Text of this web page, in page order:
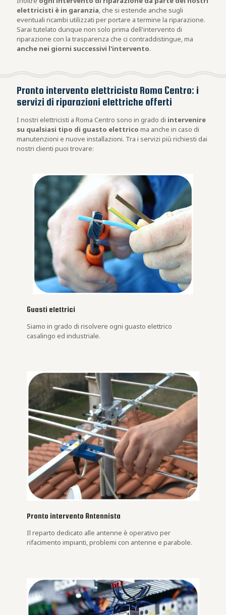
elettricisti è in garanzia, che si estende anche sugli
eventuali ricambi utilizzati per portare a termine la riparazione.
Sarai tutelato dunque non solo prima dell'intervento di
riparazione con la trasparenza che ci contraddistingue, ma
anche nei giorni successivi l'intervento.
Pronto intervento elettricista Roma Centro: i
servizi di riparazioni elettriche offerti
I nostri elettricisti a Roma Centro sono in grado di intervenire
su qualsiasi tipo di guasto elettrico ma anche in caso di
manutenzioni e nuove installazioni. Tra i servizi più richiesti dai
nostri clienti puoi trovare:
Guasti elettrici
Siamo in grado di risolvere ogni guasto elettrico
casalingo ed industriale.
Pronto intervento Antennista
Il reparto dedicato alle antenne è operativo per
rifacimento impianti, problemi con antenne e parabole.